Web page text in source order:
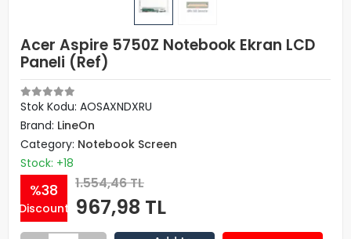
Acer Aspire 5750Z Notebook Ekran LCD
Paneli (Ref)
Stok Kodu: AOSAXNDXRU
Brand: LineOn
Category: Notebook Screen
Stock: +18
%38
Discount
1.554,46 TL
967,98 TL